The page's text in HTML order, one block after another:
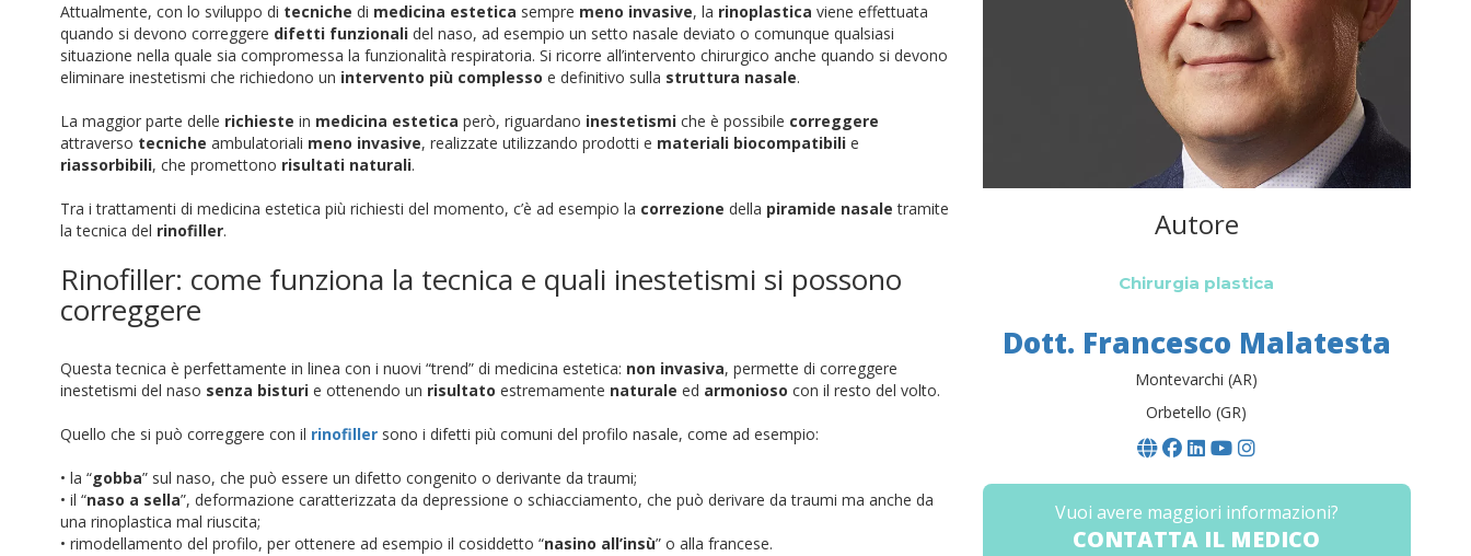
Attualmente, con lo sviluppo di tecniche di medicina estetica sempre meno invasive, la rinoplastica viene effettuata
quando si devono correggere difetti funzionali del naso, ad esempio un setto nasale deviato o comunque qualsiasi
situazione nella quale sia compromessa la funzionalità respiratoria. Si ricorre all’intervento chirurgico anche quando si devono
eliminare inestetismi che richiedono un intervento più complesso e definitivo sulla struttura nasale.
La maggior parte delle richieste in medicina estetica però, riguardano inestetismi che è possibile correggere
attraverso tecniche ambulatoriali meno invasive, realizzate utilizzando prodotti e materiali biocompatibili e
riassorbibili, che promettono risultati naturali.
Tra i trattamenti di medicina estetica più richiesti del momento, c’è ad esempio la correzione della piramide nasale tramite
la tecnica del rinofiller.
Rinofiller: come funziona la tecnica e quali inestetismi si possono
correggere
Questa tecnica è perfettamente in linea con i nuovi “trend” di medicina estetica: non invasiva, permette di correggere
inestetismi del naso senza bisturi e ottenendo un risultato estremamente naturale ed armonioso con il resto del volto.
Quello che si può correggere con il rinofiller sono i difetti più comuni del profilo nasale, come ad esempio:
• la “gobba” sul naso, che può essere un difetto congenito o derivante da traumi;
• il “naso a sella”, deformazione caratterizzata da depressione o schiacciamento, che può derivare da traumi ma anche da
una rinoplastica mal riuscita;
• rimodellamento del profilo, per ottenere ad esempio il cosiddetto “nasino all’insù” o alla francese.
Autore
Chirurgia plastica
Dott. Francesco Malatesta
Montevarchi (AR)
Orbetello (GR)
Vuoi avere maggiori informazioni?
CONTATTA IL MEDICO